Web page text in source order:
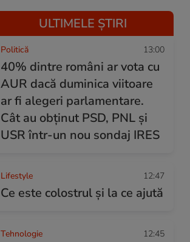
ULTIMELE ȘTIRI
Politică 13:00
40% dintre români ar vota cu
AUR dacă duminica viitoare
ar fi alegeri parlamentare.
Cât au obținut PSD, PNL și
USR într-un nou sondaj IRES
Lifestyle 12:47
Ce este colostrul și la ce ajută
Tehnologie 12:45